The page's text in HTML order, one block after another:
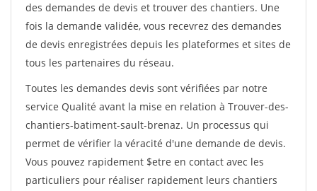
des demandes de devis et trouver des chantiers. Une
fois la demande validée, vous recevrez des demandes
de devis enregistrées depuis les plateformes et sites de
tous les partenaires du réseau.
Toutes les demandes devis sont vérifiées par notre
service Qualité avant la mise en relation à Trouver-des-
chantiers-batiment-sault-brenaz. Un processus qui
permet de vérifier la véracité d'une demande de devis.
Vous pouvez rapidement $etre en contact avec les
particuliers pour réaliser rapidement leurs chantiers